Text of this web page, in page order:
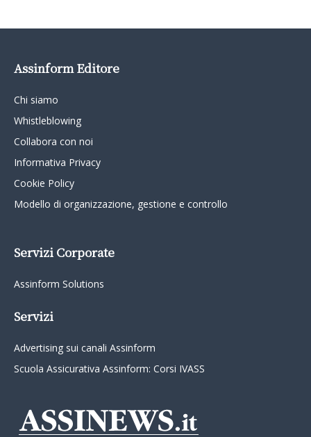
Assinform Editore
Chi siamo
Whistleblowing
Collabora con noi
Informativa Privacy
Cookie Policy
Modello di organizzazione, gestione e controllo
Servizi Corporate
Assinform Solutions
Servizi
Advertising sui canali Assinform
Scuola Assicurativa Assinform: Corsi IVASS